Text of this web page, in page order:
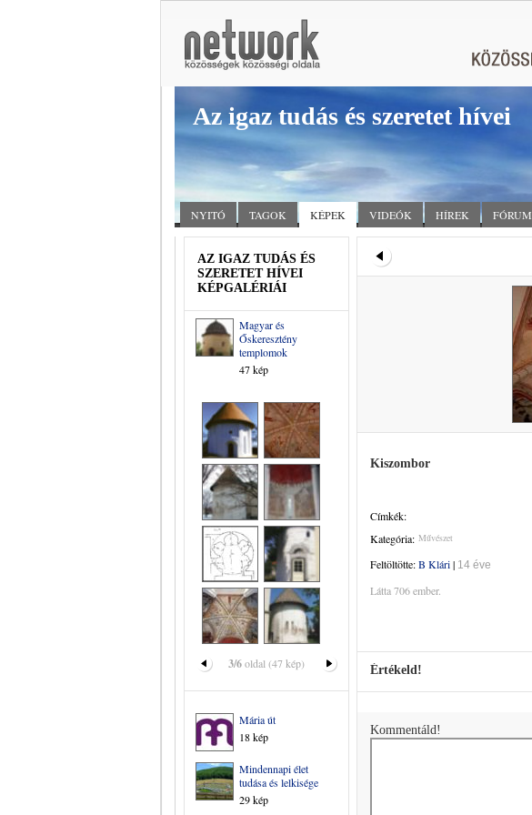
Az igaz tudás és szeretet hívei
NYITÓ TAGOK KÉPEK VIDEÓK HÍREK FÓRUM
AZ IGAZ TUDÁS ÉS
SZERETET HÍVEI
KÉPGALÉRIÁI
Magyar és
Őskeresztény
templomok
47 kép
3/6oldal (47 kép)
Mária út
18 kép
Mindennapi élet
tudása és lelkisége
29 kép
Kiszombor
Címkék:
Kategória: Művészet
Feltöltötte:B Klári| 14 éve
Látta 706 ember.
Értékeld!
Kommentáld!